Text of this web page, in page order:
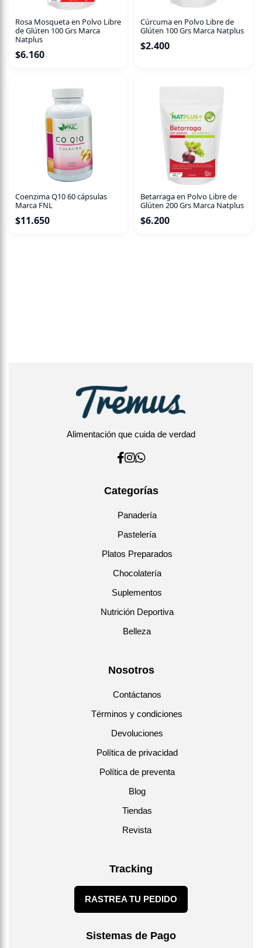
Rosa Mosqueta en Polvo Libre
de Glúten 100 Grs Marca
Natplus
$6.160
Cúrcuma en Polvo Libre de
Glúten 100 Grs Marca Natplus
$2.400
Coenzima Q10 60 cápsulas
Marca FNL
$11.650
Betarraga en Polvo Libre de
Glúten 200 Grs Marca Natplus
$6.200
Alimentación que cuida de verdad
Categorías
Panadería
Pastelería
Platos Preparados
Chocolatería
Suplementos
Nutrición Deportiva
Belleza
Nosotros
Contáctanos
Términos y condiciones
Devoluciones
Política de privacidad
Política de preventa
Blog
Tiendas
Revista
Tracking
RASTREA TU PEDIDO
Sistemas de Pago